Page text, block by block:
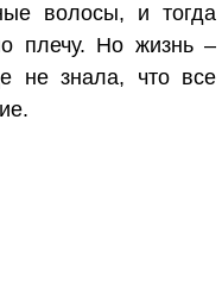
волосы, и тогда
плечу. Но жизнь –
не знала, что все